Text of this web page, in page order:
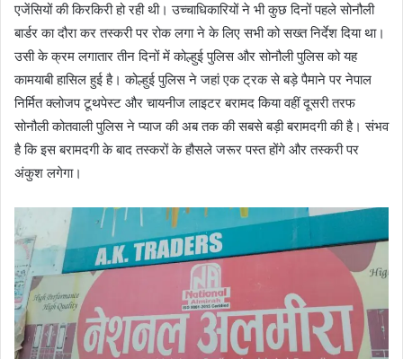
एजेंसियों की किरकिरी हो रही थी। उच्चाधिकारियों ने भी कुछ दिनों पहले सोनौली
बार्डर का दौरा कर तस्करी पर रोक लगा ने के लिए सभी को सख्त निर्देश दिया था।
उसी के क्रम लगातार तीन दिनों में कोल्हुई पुलिस और सोनौली पुलिस को यह
कामयाबी हासिल हुई है। कोल्हुई पुलिस ने जहां एक ट्रक से बड़े पैमाने पर नेपाल
निर्मित क्लोजप टूथपेस्ट और चायनीज लाइटर बरामद किया वहीं दूसरी तरफ
सोनौली कोतवाली पुलिस ने प्याज की अब तक की सबसे बड़ी बरामदगी की है। संभव
है कि इस बरामदगी के बाद तस्करों के हौसले जरूर पस्त होंगे और तस्करी पर
अंकुश लगेगा।